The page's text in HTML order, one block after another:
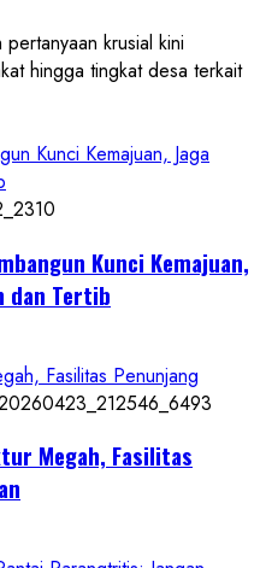
krusial kini
hingga tingkat desa terkait
Kunci Kemajuan, Jaga
Kunci Kemajuan,
dan Tertib
Fasilitas Penunjang
Megah, Fasilitas